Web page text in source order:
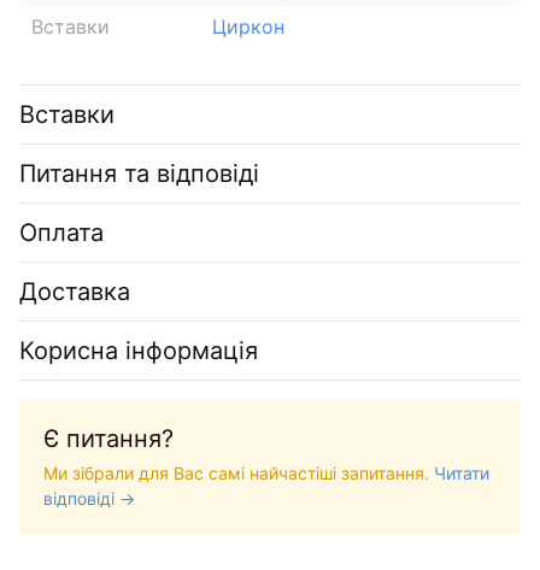
Вставки
Циркон
Вставки
Питання та відповіді
Оплата
Доставка
Корисна інформація
Є питання?
Ми зібрали для Вас самі найчастіші запитання. Читати
відповіді →